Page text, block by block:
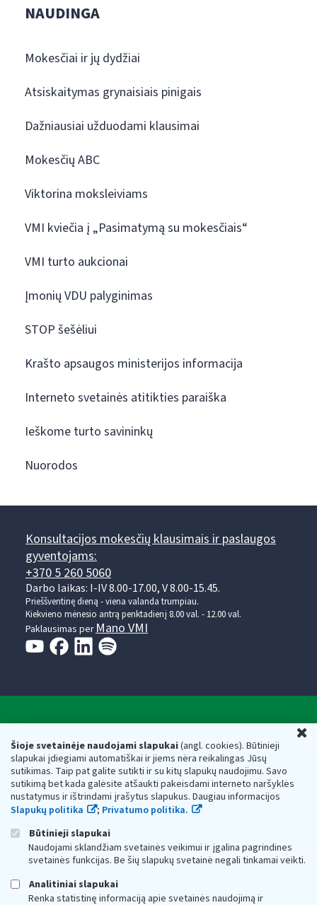
Šioje svetainėje naudojami slapukai(angl. cookies). Būtinieji
slapukai įdiegiami automatiškai ir jiems nėra reikalingas Jūsų
sutikimas. Taip pat galite sutikti ir su kitų slapukų naudojimu. Savo
sutikimą bet kada galėsite atšaukti pakeisdami interneto naršyklės
nustatymus ir ištrindami įrašytus slapukus. Daugiau informacijos
Slapukų politika
; Privatumo politika.
Būtinieji slapukai
Naudojami sklandžiam svetainės veikimui ir įgalina pagrindines
svetainės funkcijas. Be šių slapukų svetainė negali tinkamai veikti.
Analitiniai slapukai
Renka statistinę informaciją apie svetainės naudojimą ir
NAUDINGA
Mokesčiai ir jų dydžiai
Atsiskaitymas grynaisiais pinigais
Dažniausiai užduodami klausimai
Mokesčių ABC
Viktorina moksleiviams
VMI kviečia į „Pasimatymą su mokesčiais“
VMI turto aukcionai
Įmonių VDU palyginimas
STOP šešėliui
Krašto apsaugos ministerijos informacija
Interneto svetainės atitikties paraiška
Ieškome turto savininkų
Nuorodos
Konsultacijos mokesčių klausimais ir paslaugos
gyventojams:
+370 5 260 5060
Darbo laikas: I-IV 8.00-17.00, V 8.00-15.45.
Prieššventinę dieną - viena valanda trumpiau.
Kiekvieno mėnesio antrą penktadienį 8.00 val. - 12.00 val.
Paklausimas per Mano VMI
Respublikos finansų ministerijos
Biudžetinė įstaiga. Juridinio asmens kodas — 188659752,
adresas: Vasario 16-osios g. 14, 01107 Vilnius, Lietuva, el.paštas:
vmi@vmi.lt, E. pristatymo dėžutės adresas 188659752
Duomenys apie Valstybinę mokesčių inspekciją prie Lietuvos
Respublikos finansų ministerijos kaupiami ir saugomi Juridinių